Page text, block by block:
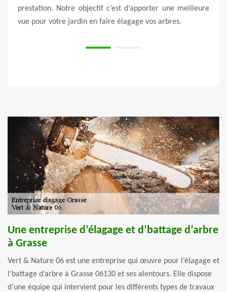
prestation. Notre objectif c’est d’apporter une meilleure
vue pour votre jardin en faire élagage vos arbres.
Une entreprise d’élagage et d’battage d’arbre
à Grasse
Vert & Nature 06 est une entreprise qui œuvre pour l’élagage et
l’battage d’arbre à Grasse 06130 et ses alentours. Elle dispose
d’une équipe qui intervient pour les différents types de travaux